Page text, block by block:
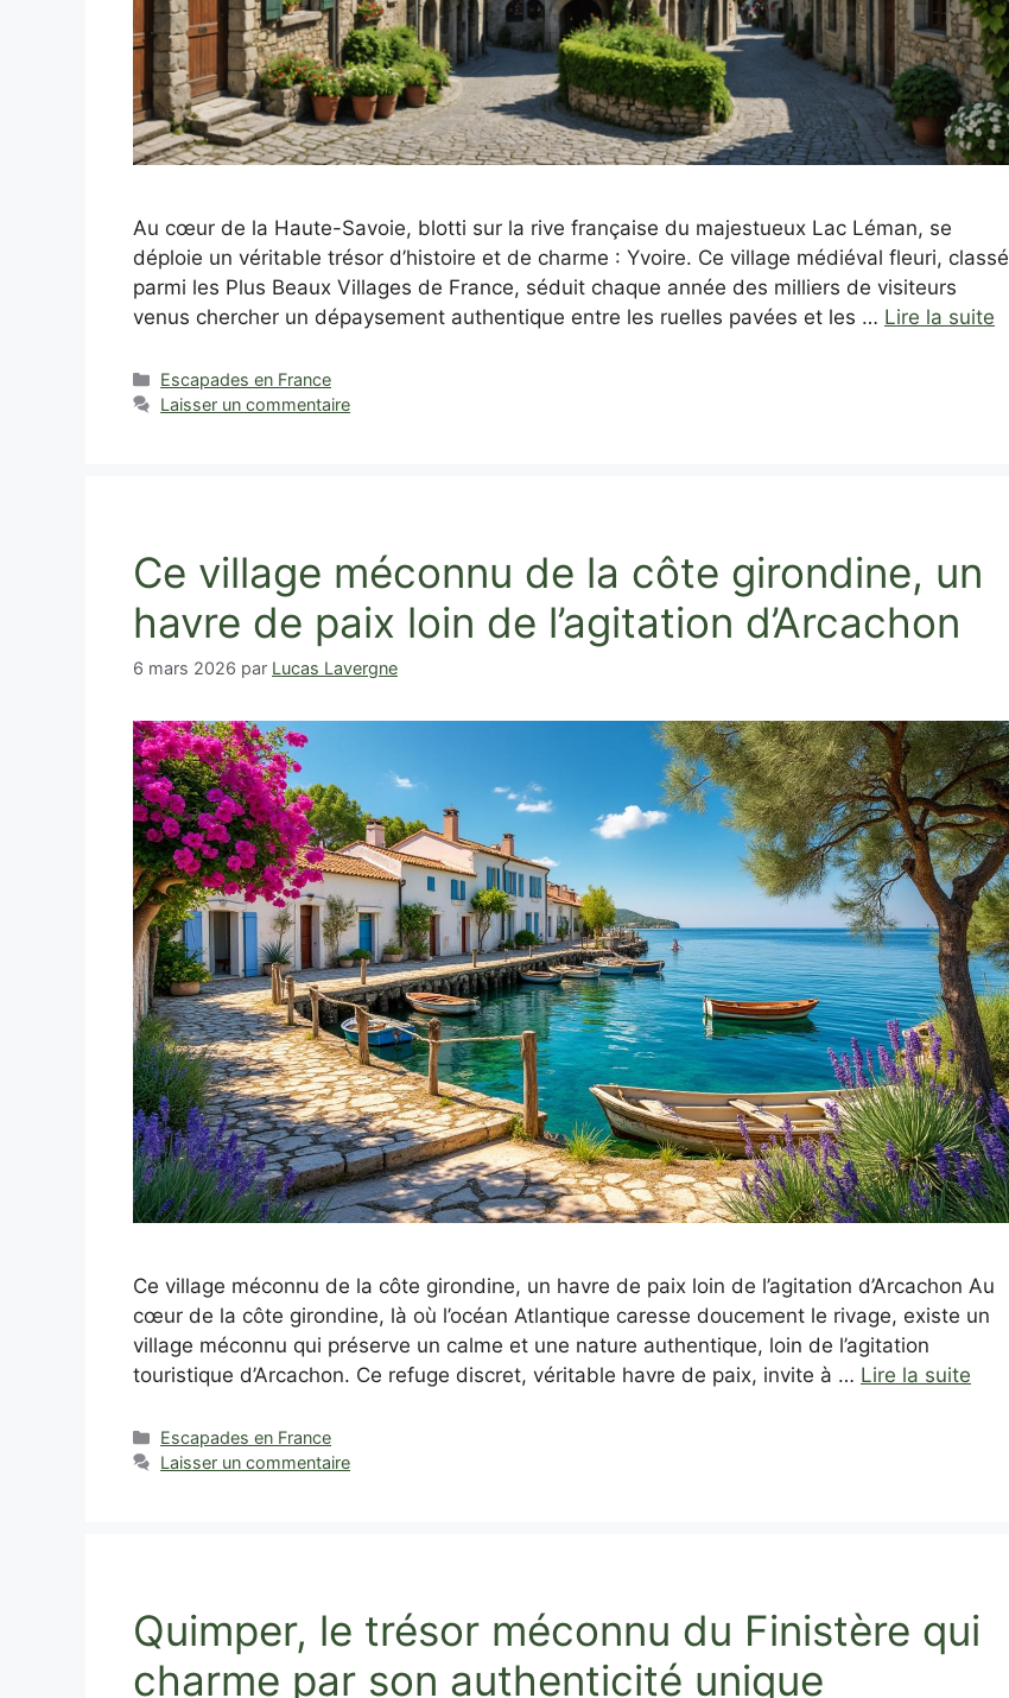
Au cœur de la Haute-Savoie, blotti sur la rive française du majestueux Lac Léman, se
déploie un véritable trésor d’histoire et de charme : Yvoire. Ce village médiéval fleuri, classé
parmi les Plus Beaux Villages de France, séduit chaque année des milliers de visiteurs
venus chercher un dépaysement authentique entre les ruelles pavées et les … Lire la suite
Catégories
Escapades en France
Laisser un commentaire
Ce village méconnu de la côte girondine, un
havre de paix loin de l’agitation d’Arcachon
6 mars 2026 par Lucas Lavergne
Ce village méconnu de la côte girondine, un havre de paix loin de l’agitation d’Arcachon Au
cœur de la côte girondine, là où l’océan Atlantique caresse doucement le rivage, existe un
village méconnu qui préserve un calme et une nature authentique, loin de l’agitation
touristique d’Arcachon. Ce refuge discret, véritable havre de paix, invite à … Lire la suite
Catégories
Escapades en France
Laisser un commentaire
Quimper, le trésor méconnu du Finistère qui
charme par son authenticité unique